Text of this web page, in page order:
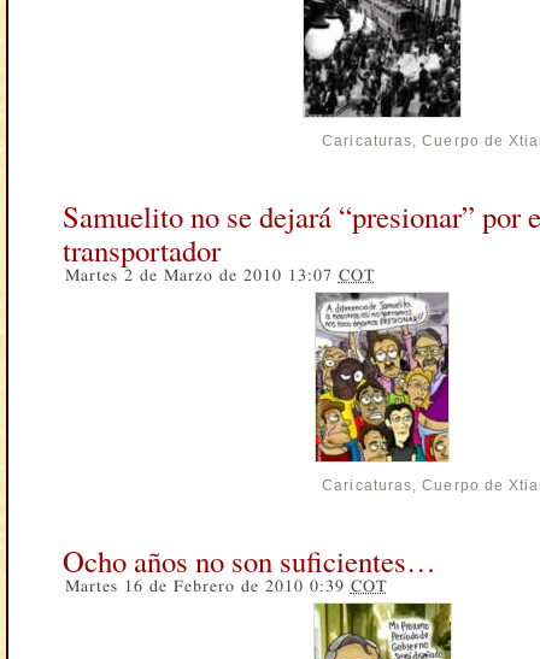
Caricaturas,Cuerpo de
Samuelito no se dejará “presionar” por
transportador
Martes 2 de Marzo de 2010 13:07 COT
Caricaturas,Cuerpo de
Ocho años no son suficientes…
Martes 16 de Febrero de 2010 0:39 COT